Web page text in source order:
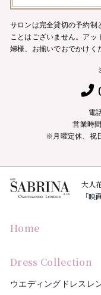
サロンは完全貸切の予約制
ことはございません。 アッ
婦様、お揃いでおでかけく
電
営業時
※月曜定休、祝
大人
「
Home
Dress Collection
ウエディングドレスレ